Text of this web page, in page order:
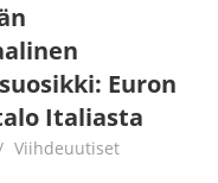
Euron
Italiasta
Juha Kaunisto
Viihdeuutiset